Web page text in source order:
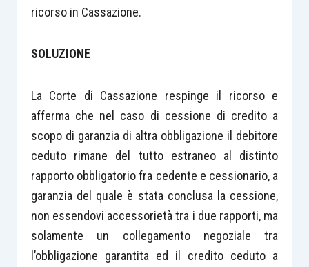
ricorso in Cassazione.
SOLUZIONE
La Corte di Cassazione respinge il ricorso e
afferma che nel caso di cessione di credito a
scopo di garanzia di altra obbligazione il debitore
ceduto rimane del tutto estraneo al distinto
rapporto obbligatorio fra cedente e cessionario, a
garanzia del quale è stata conclusa la cessione,
non essendovi accessorietà tra i due rapporti, ma
solamente un collegamento negoziale tra
l’obbligazione garantita ed il credito ceduto a